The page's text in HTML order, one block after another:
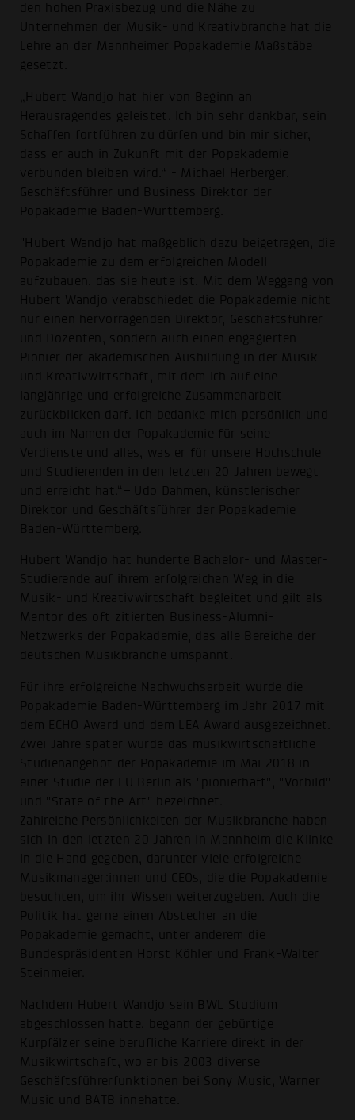
den hohen Praxisbezug und die Nähe zu
Unternehmen der Musik- und Kreativbranche hat die
Lehre an der Mannheimer Popakademie Maßstäbe
gesetzt.
„Hubert Wandjo hat hier von Beginn an
Herausragendes geleistet. Ich bin sehr dankbar, sein
Schaffen fortführen zu dürfen und bin mir sicher,
dass er auch in Zukunft mit der Popakademie
verbunden bleiben wird.“ - Michael Herberger,
Geschäftsführer und Business Direktor der
Popakademie Baden-Württemberg.
"Hubert Wandjo hat maßgeblich dazu beigetragen, die
Popakademie zu dem erfolgreichen Modell
aufzubauen, das sie heute ist. Mit dem Weggang von
Hubert Wandjo verabschiedet die Popakademie nicht
nur einen hervorragenden Direktor, Geschäftsführer
und Dozenten, sondern auch einen engagierten
Pionier der akademischen Ausbildung in der Musik-
und Kreativwirtschaft, mit dem ich auf eine
langjährige und erfolgreiche Zusammenarbeit
zurückblicken darf. Ich bedanke mich persönlich und
auch im Namen der Popakademie für seine
Verdienste und alles, was er für unsere Hochschule
und Studierenden in den letzten 20 Jahren bewegt
und erreicht hat.“– Udo Dahmen, künstlerischer
Direktor und Geschäftsführer der Popakademie
Baden-Württemberg.
Hubert Wandjo hat hunderte Bachelor- und Master-
Studierende auf ihrem erfolgreichen Weg in die
Musik- und Kreativwirtschaft begleitet und gilt als
Mentor des oft zitierten Business-Alumni-
Netzwerks der Popakademie, das alle Bereiche der
deutschen Musikbranche umspannt.
Für ihre erfolgreiche Nachwuchsarbeit wurde die
Popakademie Baden-Württemberg im Jahr 2017 mit
dem ECHO Award und dem LEA Award ausgezeichnet.
Zwei Jahre später wurde das musikwirtschaftliche
Studienangebot der Popakademie im Mai 2018 in
einer Studie der FU Berlin als "pionierhaft", "Vorbild"
und "State of the Art" bezeichnet.
Zahlreiche Persönlichkeiten der Musikbranche haben
sich in den letzten 20 Jahren in Mannheim die Klinke
in die Hand gegeben, darunter viele erfolgreiche
Musikmanager:innen und CEOs, die die Popakademie
besuchten, um ihr Wissen weiterzugeben. Auch die
Politik hat gerne einen Abstecher an die
Popakademie gemacht, unter anderem die
Bundespräsidenten Horst Köhler und Frank-Walter
Steinmeier.
Nachdem Hubert Wandjo sein BWL Studium
abgeschlossen hatte, begann der gebürtige
Kurpfälzer seine berufliche Karriere direkt in der
Musikwirtschaft, wo er bis 2003 diverse
Geschäftsführerfunktionen bei Sony Music, Warner
Music und BATB innehatte.